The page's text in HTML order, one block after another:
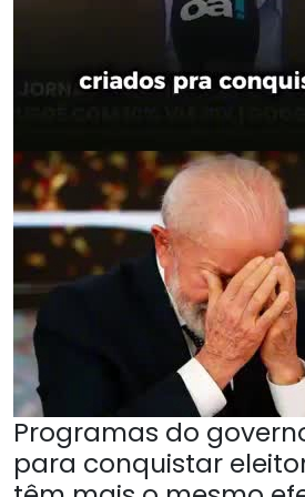
Programas do
para conquistar